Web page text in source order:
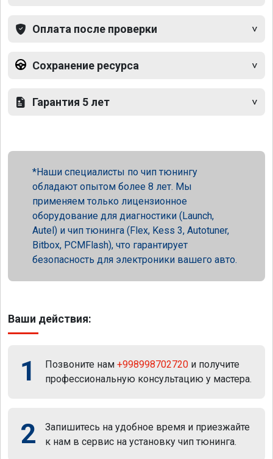
Оплата после проверки
Сохранение ресурса
Гарантия 5 лет
Наши специалисты по чип тюнингу
обладают опытом более 8 лет. Мы
применяем только лицензионное
оборудование для диагностики (Launch,
Autel) и чип тюнинга (Flex, Kess 3, Autotuner,
Bitbox, PCMFlash), что гарантирует
безопасность для электроники вашего авто.
Ваши действия:
1 Позвоните нам +998998702720 и получите
профессиональную консультацию у мастера.
2
Запишитесь на удобное время и приезжайте
к нам в сервис на установку чип тюнинга.